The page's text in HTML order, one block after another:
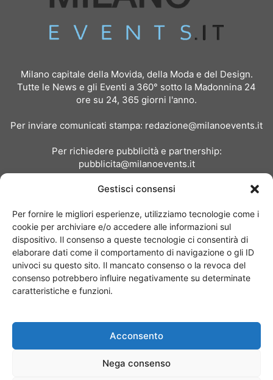
Gestisci consensi
Per fornire le migliori esperienze, utilizziamo tecnologie come i
cookie per archiviare e/o accedere alle informazioni sul
dispositivo. Il consenso a queste tecnologie ci consentirà di
elaborare dati come il comportamento di navigazione o gli ID
univoci su questo sito. Il mancato consenso o la revoca del
consenso potrebbero influire negativamente su determinate
caratteristiche e funzioni.
Acconsento
Nega consenso
Milano capitale della Movida, della Moda e del Design.
Tutte le News e gli Eventi a 360° sotto la Madonnina 24
ore su 24, 365 giorni l'anno.
Per inviare comunicati stampa: redazione@milanoevents.it
Per richiedere pubblicità e partnership:
pubblicita@milanoevents.it
Chi siamo I Nostri Clienti
© Copyright 2017 - MilanoEvents.it© managed by